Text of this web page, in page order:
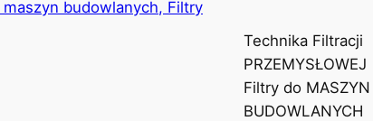
Technika Filtracji
PRZEMYSŁOWEJ
Filtry do MASZYN
BUDOWLANYCH